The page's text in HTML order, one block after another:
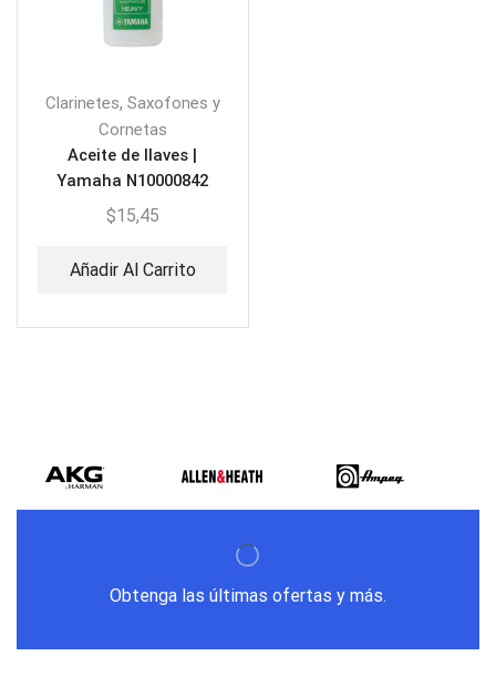
Clarinetes, Saxofones y
Cornetas
Aceite de llaves |
Yamaha N10000842
$15,45
Añadir Al Carrito
Obtenga las últimas ofertas y más.